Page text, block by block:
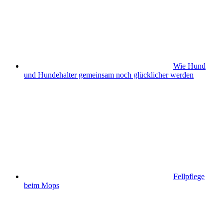
Wie Hund
und Hundehalter gemeinsam noch glücklicher werden
Fellpflege
beim Mops